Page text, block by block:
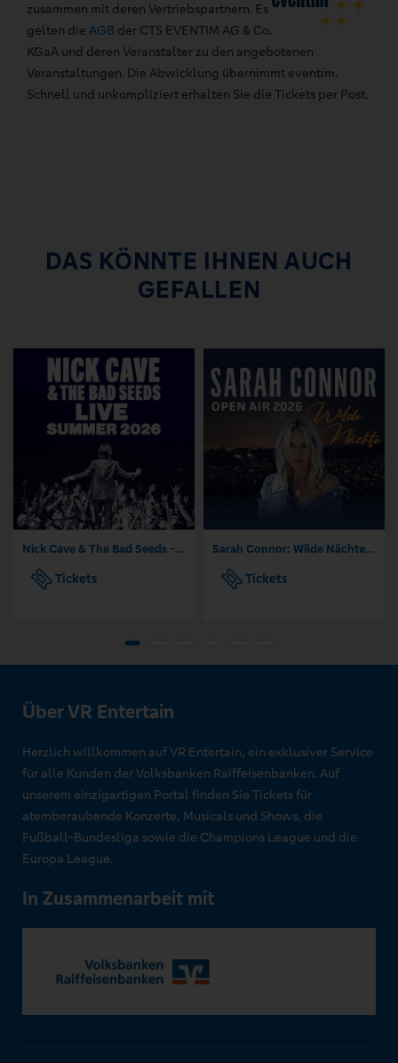
zusammen mit deren Vertriebspartnern. Es
gelten die AGB der CTS EVENTIM AG & Co.
KGaA und deren Veranstalter zu den angebotenen
Veranstaltungen. Die Abwicklung übernimmt eventim.
Schnell und unkompliziert erhalten Sie die Tickets per Post.
DAS KÖNNTE IHNEN AUCH
GEFALLEN
Nick Cave & The Bad Seeds - Tour 2026
Tickets
Sarah Connor: Wilde Nächte - Open Air 2026
Tickets
Über VR Entertain
Herzlich willkommen auf VR Entertain, ein exklusiver Service
für alle Kunden der Volksbanken Raiffeisenbanken. Auf
unserem einzigartigen Portal finden Sie Tickets für
atemberaubende Konzerte, Musicals und Shows, die
Fußball-Bundesliga sowie die Champions League und die
Europa League.
In Zusammenarbeit mit